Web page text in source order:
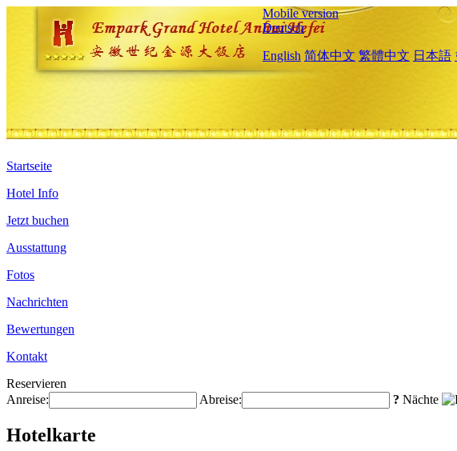
Mobile version
Deutsch
English 简体中文 繁體中文 日本語
Startseite
Hotel Info
Jetzt buchen
Ausstattung
Fotos
Nachrichten
Bewertungen
Kontakt
Reservieren
Anreise:
Abreise: ? Nächte
Hotelkarte